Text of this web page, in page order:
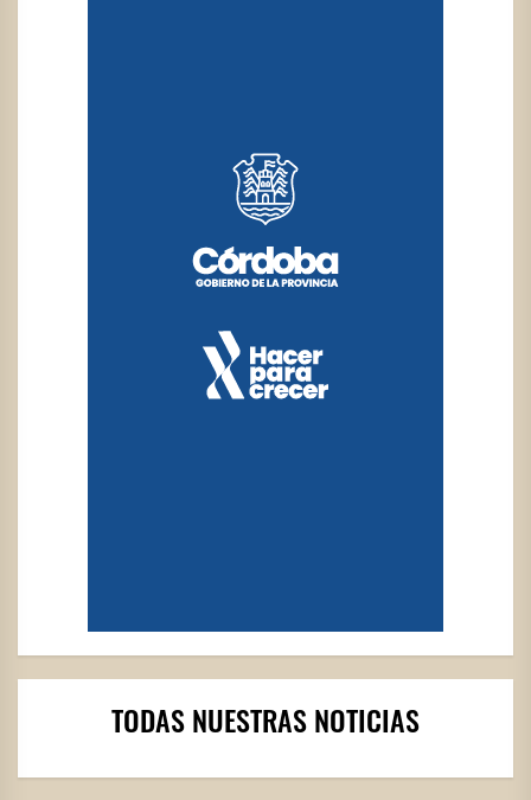
TODAS NUESTRAS NOTICIAS